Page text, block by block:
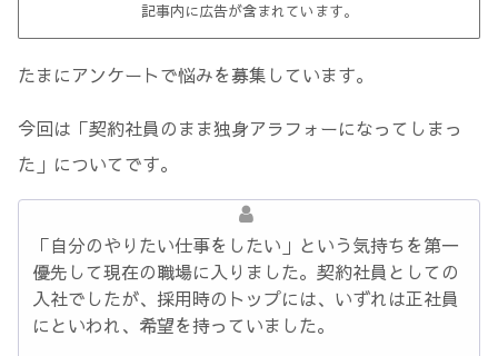
記事内に広告が含まれています。
たまにアンケートで悩みを募集しています。
今回は「契約社員のまま独身アラフォーになってしまっ
た」についてです。
「自分のやりたい仕事をしたい」という気持ちを第一
優先して現在の職場に入りました。契約社員としての
入社でしたが、採用時のトップには、いずれは正社員
にといわれ、希望を持っていました。